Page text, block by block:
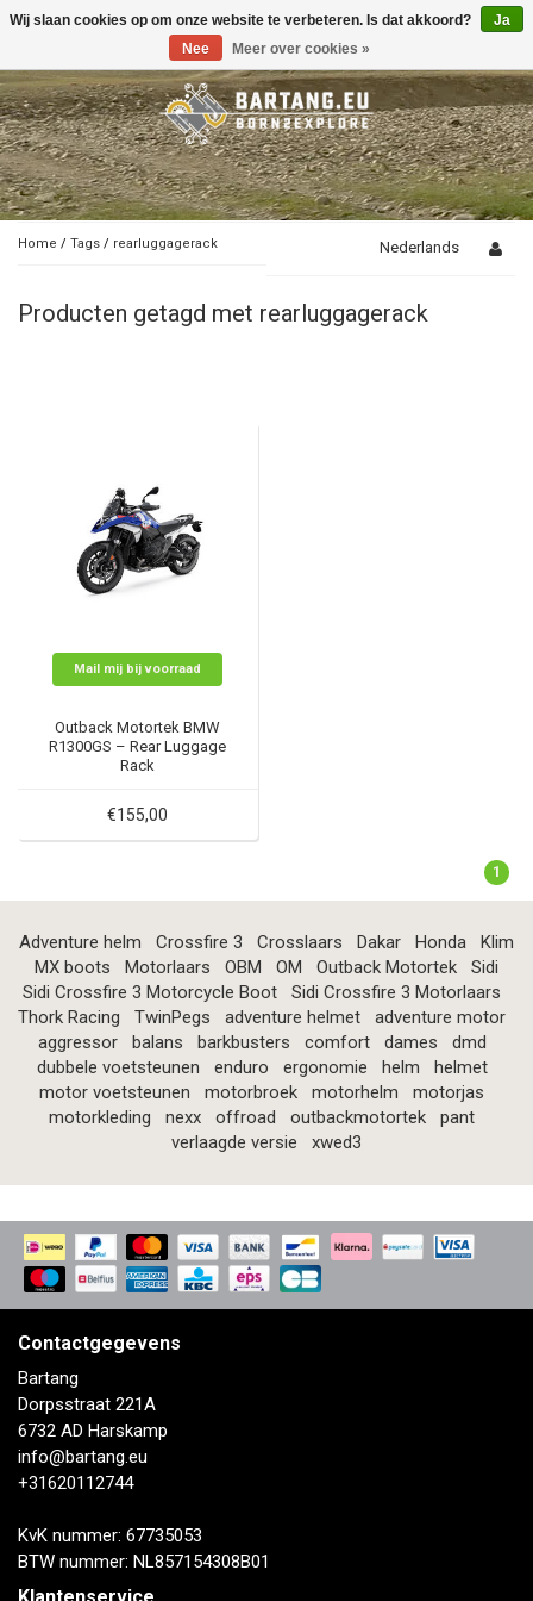
Toggle
Home / Tags / rearluggagerack Nederlands
Producten getagd met rearluggagerack
Mail mij bij voorraad
Outback Motortek BMW
R1300GS – Rear Luggage
Rack
€155,00
1
Adventure helm Crossfire 3 Crosslaars Dakar Honda
Klim
MX boots
Motorlaars OBM OM Outback Motortek
Sidi
Sidi Crossfire 3 Motorcycle Boot
Sidi Crossfire 3 Motorlaars
Thork Racing
TwinPegs adventure helmet
adventure motor
aggressor
balans barkbusters comfort dames
dmd
dubbele voetsteunen
enduro ergonomie helm
helmet
motor voetsteunen
motorbroek motorhelm
motorjas
motorkleding
nexx offroad outbackmotortek
pant
verlaagde versie
xwed3
Contactgegevens
Bartang
Dorpsstraat 221A
6732 AD Harskamp
info@bartang.eu
+31620112744
KvK nummer: 67735053
BTW nummer: NL857154308B01
Wij slaan cookies op om onze website te verbeteren. Is dat akkoord?
Ja
Nee
Meer over cookies »